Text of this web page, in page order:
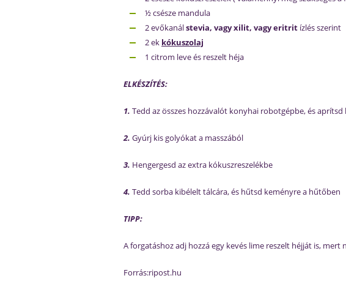
½ csésze mandula
2 evőkanálstevia, vagy xilit, vagy eritrit ízlés szerint
2 ek kókuszolaj
1 citrom leve és reszelt héja
ELKÉSZÍTÉS:
1. Tedd az összes hozzávalót konyhai robotgépbe, és aprítsd
2. Gyúrj kis golyókat a masszából
3. Hengergesd az extra kókuszreszelékbe
4. Tedd sorba kibélelt tálcára, és hűtsd keményre a hűtőben
TIPP:
A forgatáshoz adj hozzá egy kevés lime reszelt héjját is, mert
Forrás:ripost.hu